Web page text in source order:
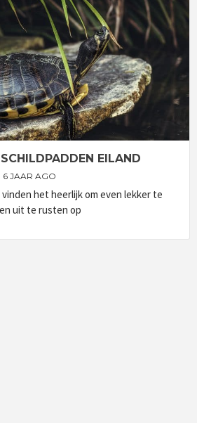
EILAND
6 JAAR AGO
het heerlijk om even lekker te
uit te rusten op